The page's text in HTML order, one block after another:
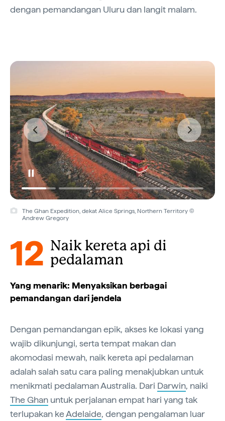
dengan pemandangan Uluru dan langit malam.
The Ghan Expedition, dekat Alice Springs, Northern Territory ©
Andrew Gregory
12 Naik kereta api di
pedalaman
Yang menarik: Menyaksikan berbagai
pemandangan dari jendela
Dengan pemandangan epik, akses ke lokasi yang
wajib dikunjungi, serta tempat makan dan
akomodasi mewah, naik kereta api pedalaman
adalah salah satu cara paling menakjubkan untuk
menikmati pedalaman Australia. Dari Darwin, naiki
The Ghan untuk perjalanan empat hari yang tak
terlupakan keAdelaide, dengan pengalaman luar